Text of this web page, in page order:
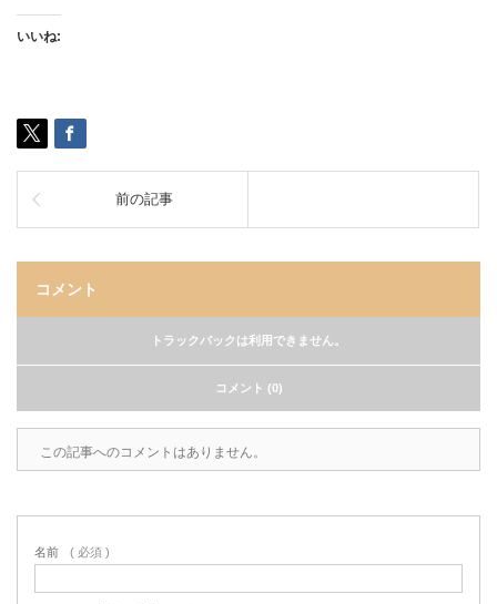
いいね:
前の記事
コメント
トラックバックは利用できません。
コメント (0)
この記事へのコメントはありません。
名前 ( 必須 )